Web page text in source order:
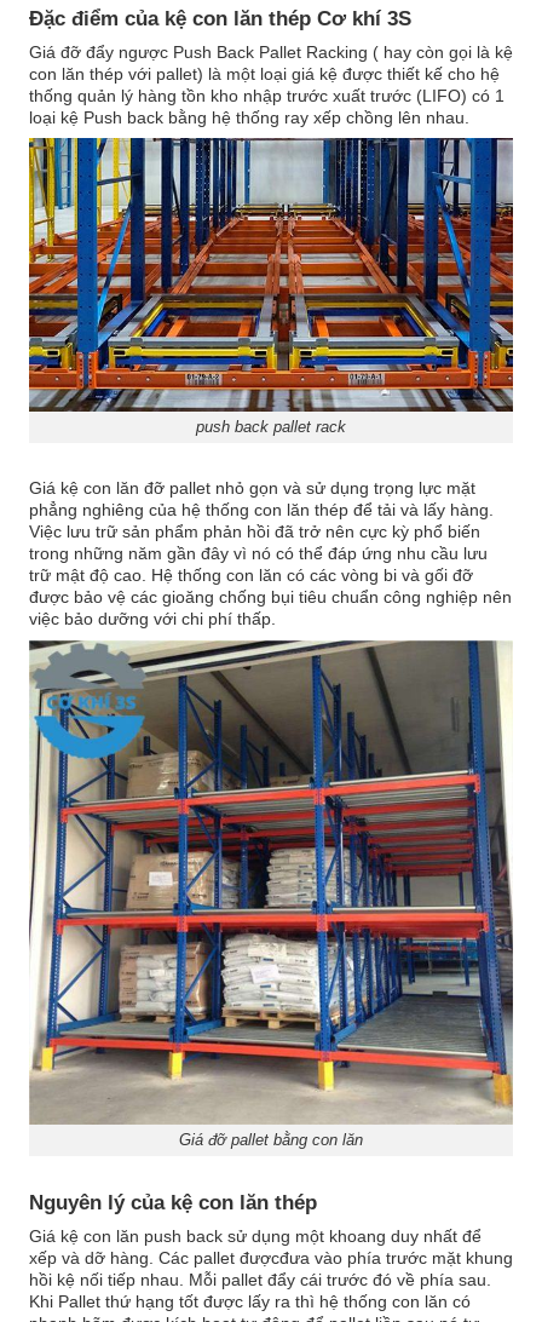
Đặc điểm của kệ con lăn thép Cơ khí 3S
Giá đỡ đẩy ngược Push Back Pallet Racking ( hay còn gọi là kệ
con lăn thép với pallet) là một loại giá kệ được thiết kế cho hệ
thống quản lý hàng tồn kho nhập trước xuất trước (LIFO) có 1
loại kệ Push back bằng hệ thống ray xếp chồng lên nhau.
push back pallet rack
Giá kệ con lăn đỡ pallet nhỏ gọn và sử dụng trọng lực mặt
phẳng nghiêng của hệ thống con lăn thép để tải và lấy hàng.
Việc lưu trữ sản phẩm phản hồi đã trở nên cực kỳ phổ biến
trong những năm gần đây vì nó có thể đáp ứng nhu cầu lưu
trữ mật độ cao. Hệ thống con lăn có các vòng bi và gối đỡ
được bảo vệ các gioăng chống bụi tiêu chuẩn công nghiệp nên
việc bảo dưỡng với chi phí thấp.
Giá đỡ pallet bằng con lăn
Nguyên lý của kệ con lăn thép
Giá kệ con lăn push back sử dụng một khoang duy nhất để
xếp và dỡ hàng. Các pallet đượcđưa vào phía trước mặt khung
hồi kệ nối tiếp nhau. Mỗi pallet đẩy cái trước đó về phía sau.
Khi Pallet thứ hạng tốt được lấy ra thì hệ thống con lăn có